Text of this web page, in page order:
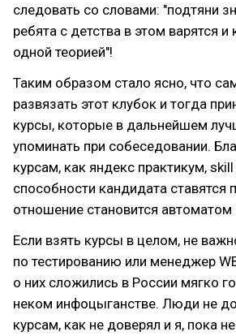
следовать со словами: "подтяни
ребята с детства в этом варятся и
одной теорией"!
Таким образом стало ясно, что
развязать этот клубок и тогда
курсы, которые в дальнейшем
упоминать при собеседовании.
курсам, как яндекс практикум,
способности кандидата ставятся
отношение становится автоматом
Если взять курсы в целом, не
по тестированию или менеджер
о них сложились в России мягко
неком инфоцыганстве. Люди не
курсам, как не доверял и я, пока